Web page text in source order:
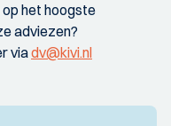
op het hoogste
adviezen?
viadv@kivi.nl